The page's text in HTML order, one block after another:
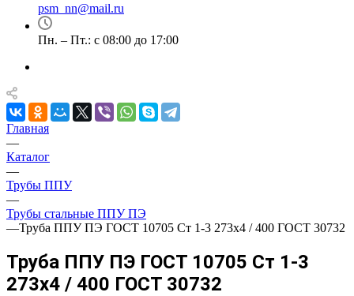
psm_nn@mail.ru
Пн. – Пт.: с 08:00 до 17:00
Главная
—
Каталог
—
Трубы ППУ
—
Трубы стальные ППУ ПЭ
—Труба ППУ ПЭ ГОСТ 10705 Ст 1-3 273x4 / 400 ГОСТ 30732
Труба ППУ ПЭ ГОСТ 10705 Ст 1-3
273x4 / 400 ГОСТ 30732